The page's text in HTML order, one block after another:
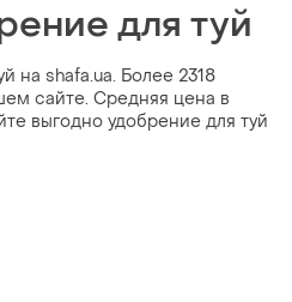
для туй
на shafa.ua. Более 2318
сайте. Средняя цена в
выгодно удобрение для туй